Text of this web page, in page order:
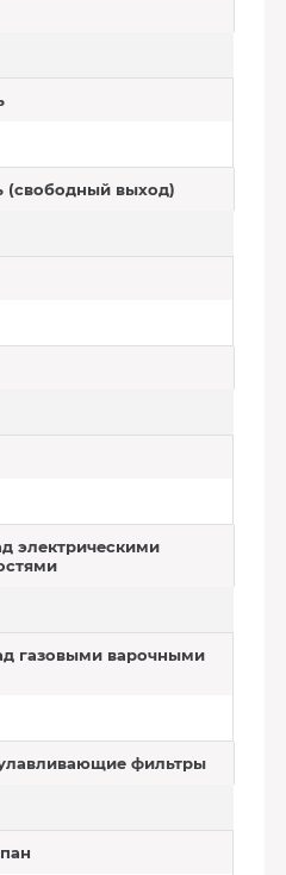
(свободный выход)
электрическими
газовыми варочными
фильтры